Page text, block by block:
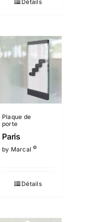
Détails
Plaque de
porte
Paris
by Marcal©
Détails